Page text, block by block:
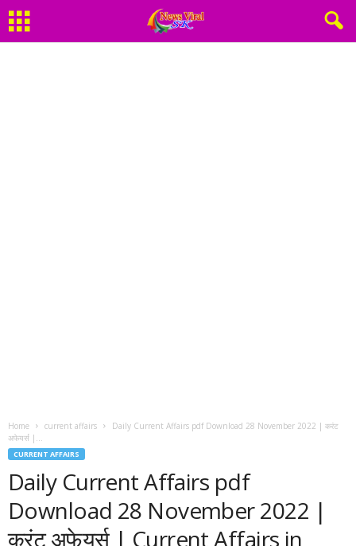
Home current affairs
Daily Current Affairs pdf Download 28 November 2022 | करंट
अफेयर्स |...
CURRENT AFFAIRS
Daily Current Affairs pdf
Download 28 November 2022 |
करंट अफेयर्स | Current Affairs in